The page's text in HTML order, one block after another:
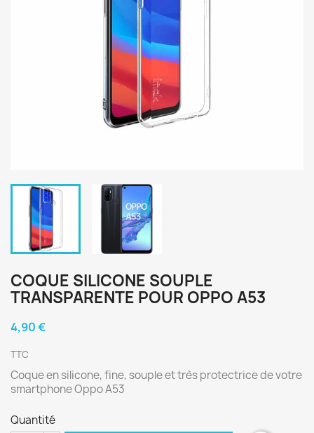
COQUE SILICONE SOUPLE
TRANSPARENTE POUR OPPO A53
4,90 €
TTC
Coque en silicone, fine, souple et très protectrice de votre
smartphone Oppo A53
Quantité